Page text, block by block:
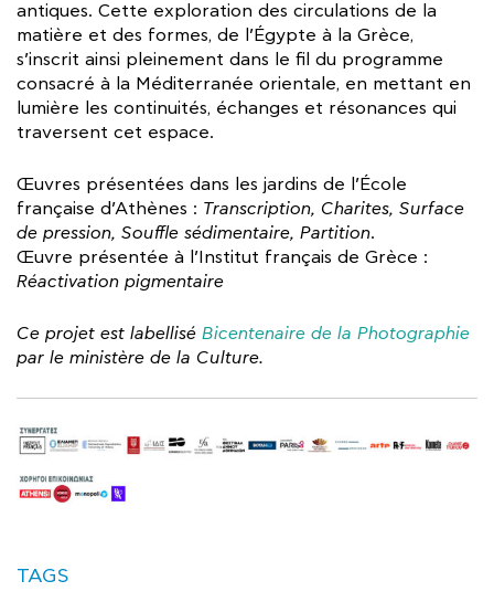
antiques. Cette exploration des circulations de la
matière et des formes, de l’Égypte à la Grèce,
s’inscrit ainsi pleinement dans le fil du programme
consacré à la Méditerranée orientale, en mettant en
lumière les continuités, échanges et résonances qui
traversent cet espace.
Œuvres présentées dans les jardins de l’École
française d’Athènes : Transcription, Charites, Surface
de pression, Souffle sédimentaire, Partition.
Œuvre présentée à l’Institut français de Grèce :
Réactivation pigmentaire
Ce projet est labellisé Bicentenaire de la Photographie
par le ministère de la Culture.
TAGS